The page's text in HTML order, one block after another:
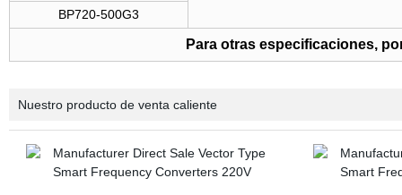
BP720-500G3
Para otras especificaciones,
Nuestro producto de venta caliente